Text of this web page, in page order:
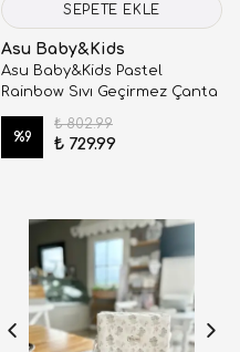
SEPETE EKLE
Asu Baby&Kids
Asu Baby&Kids Pastel
Rainbow Sıvı Geçirmez Çanta
%9
₺ 802.99
₺ 729.99